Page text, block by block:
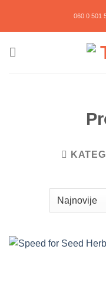
060 0 501